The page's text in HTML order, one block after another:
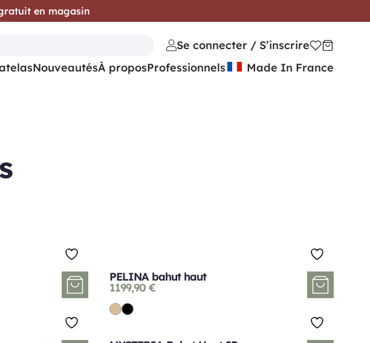
PELINA bahut haut
1199,90 €
en magasin
Se connecter / S’inscrire
NouveautésÀ proposProfessionnels Made In France